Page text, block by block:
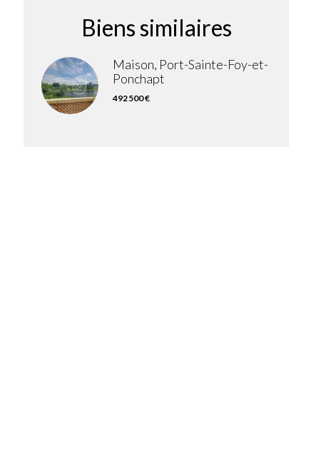
Biens similaires
Maison, Port-Sainte-Foy-et-
Ponchapt
492 500 €